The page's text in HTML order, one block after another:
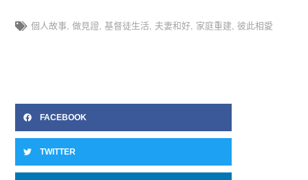
個人故事, 做見證, 基督徒生活, 夫妻和好, 家庭重建, 彼此相愛
FACEBOOK
TWITTER